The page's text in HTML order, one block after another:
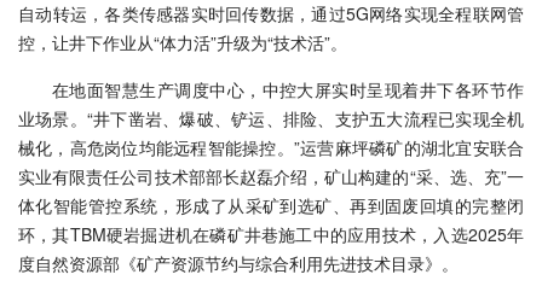
自动转运，各类传感器实时回传数据，通过5G网络实现全程联网管
控，让井下作业从“体力活”升级为“技术活”。
在地面智慧生产调度中心，中控大屏实时呈现着井下各环节作
业场景。“井下凿岩、爆破、铲运、排险、支护五大流程已实现全机
械化，高危岗位均能远程智能操控。”运营麻坪磷矿的湖北宜安联合
实业有限责任公司技术部部长赵磊介绍，矿山构建的“采、选、充”一
体化智能管控系统，形成了从采矿到选矿、再到固废回填的完整闭
环，其TBM硬岩掘进机在磷矿井巷施工中的应用技术，入选2025年
度自然资源部《矿产资源节约与综合利用先进技术目录》。